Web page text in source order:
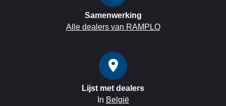
Samenwerking
Alle dealers van RAMPLO
Lijst met dealers
In België